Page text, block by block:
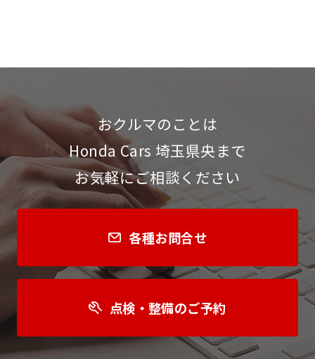
おクルマのことは
Honda Cars 埼玉県央まで
お気軽にご相談ください
各種お問合せ
点検・整備のご予約